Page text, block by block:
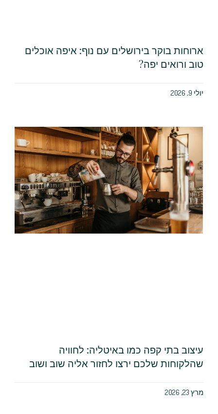
ארוחות בוקר בירושלים עם נוף: איפה אוכלים
טוב ורואים יפה?
יולי 9, 2026
עיצוב בתי קפה כמו באיטליה: לחוויה
שהלקוחות שלכם ירצו לחזור אליה שוב ושוב
מרץ 23, 2026